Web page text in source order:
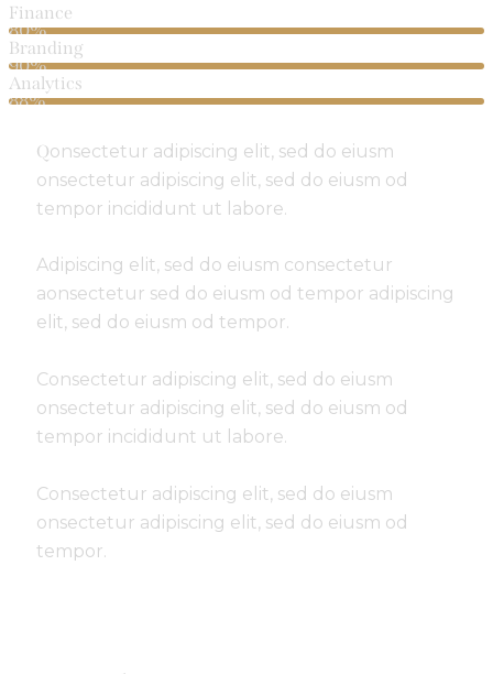
Finance
80%
Branding
90%
Analytics
88%
Qonsectetur adipiscing elit, sed do eiusm
onsectetur adipiscing elit, sed do eiusm od
tempor incididunt ut labore.
Adipiscing elit, sed do eiusm consectetur
aonsectetur sed do eiusm od tempor adipiscing
elit, sed do eiusm od tempor.
Consectetur adipiscing elit, sed do eiusm
onsectetur adipiscing elit, sed do eiusm od
tempor incididunt ut labore.
Consectetur adipiscing elit, sed do eiusm
onsectetur adipiscing elit, sed do eiusm od
tempor.